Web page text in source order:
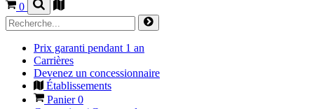
0
Prix garanti pendant 1 an
Carrières
Devenez un concessionnaire
Établissements
Panier0